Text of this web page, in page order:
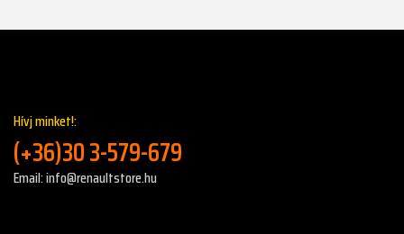
Hívj minket!:
(+36)30 3-579-679
Email: info@renaultstore.hu